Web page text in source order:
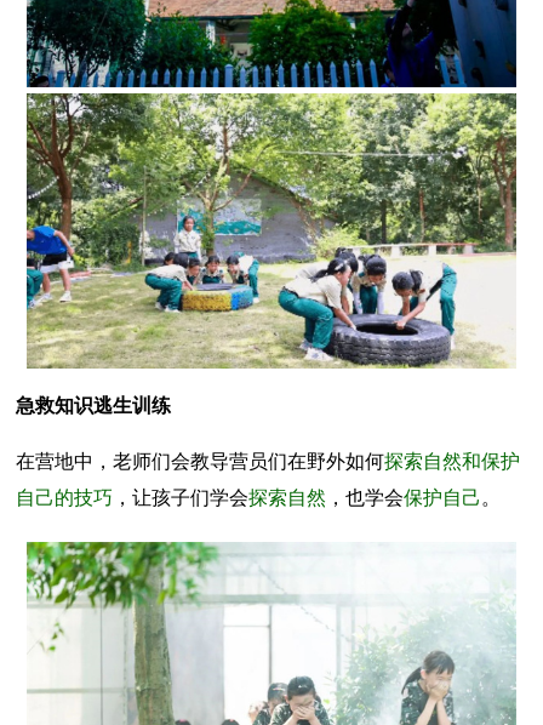
急救知识逃生训练
在营地中，老师们会教导营员们在野外如何探索自然和保护
自己的技巧 ，让孩子们学会探索自然 ，也学会保护自己 。